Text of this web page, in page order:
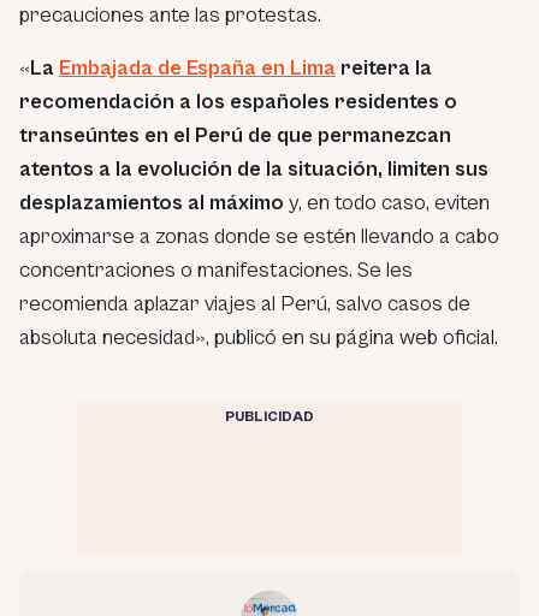
precauciones ante las protestas.
«La Embajada de España en Lima reitera la
recomendación a los españoles residentes o
transeúntes en el Perú de que permanezcan
atentos a la evolución de la situación, limiten sus
desplazamientos al máximo y, en todo caso, eviten
aproximarse a zonas donde se estén llevando a cabo
concentraciones o manifestaciones. Se les
recomienda aplazar viajes al Perú, salvo casos de
absoluta necesidad», publicó en su página web oficial.
PUBLICIDAD